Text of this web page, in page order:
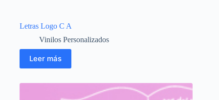
Letras Logo C A
Vinilos Personalizados
Leer más